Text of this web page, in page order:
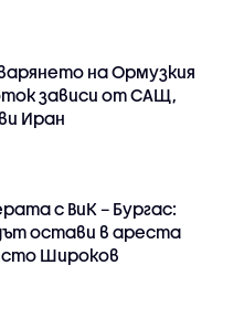
на Ормузкия
зависи от САЩ,
Иран
с ВиК – Бургас:
остави в ареста
Широков